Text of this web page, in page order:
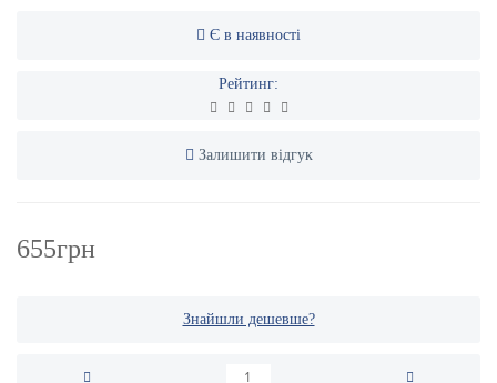
Є в наявності
Рейтинг:
Залишити відгук
655грн
Знайшли дешевше?